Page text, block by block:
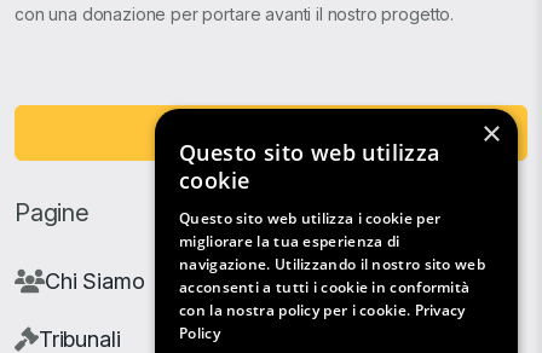
con una donazione per portare avanti il nostro progetto.
Pagine
Chi Siamo
Tribunali
×
Questo sito web utilizza
cookie
Questo sito web utilizza i cookie per
migliorare la tua esperienza di
navigazione. Utilizzando il nostro sito web
acconsenti a tutti i cookie in conformità
con la nostra policy per i cookie. Privacy
Policy